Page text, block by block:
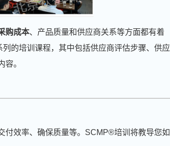
购成本、产品质量和供应商关系等方面都有着
列的培训课程，其中包括供应商评估步骤、供应
。
付效率、确保质量等。SCMP®培训将教导您如